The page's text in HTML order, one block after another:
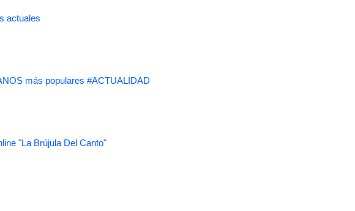
actuales
más populares #ACTUALIDAD
"La Brújula Del Canto"